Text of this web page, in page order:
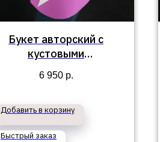
Букет авторский с
кустовыми
пионовидными розами
"Летняя феерия"
6 950 р.
Добавить в корзину
Быстрый заказ